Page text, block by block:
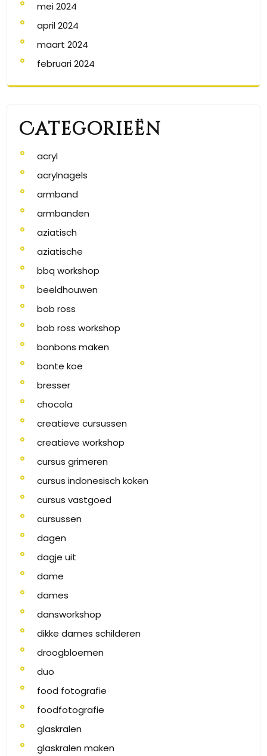
mei 2024
april 2024
maart 2024
februari 2024
Categorieën
acryl
acrylnagels
armband
armbanden
aziatisch
aziatische
bbq workshop
beeldhouwen
bob ross
bob ross workshop
bonbons maken
bonte koe
bresser
chocola
creatieve cursussen
creatieve workshop
cursus grimeren
cursus indonesisch koken
cursus vastgoed
cursussen
dagen
dagje uit
dame
dames
dansworkshop
dikke dames schilderen
droogbloemen
duo
food fotografie
foodfotografie
glaskralen
glaskralen maken